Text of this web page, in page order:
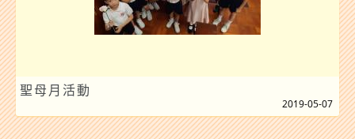
聖母月活動
2019-05-07